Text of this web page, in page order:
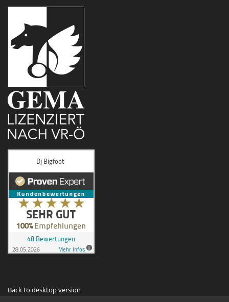
Back to desktop version